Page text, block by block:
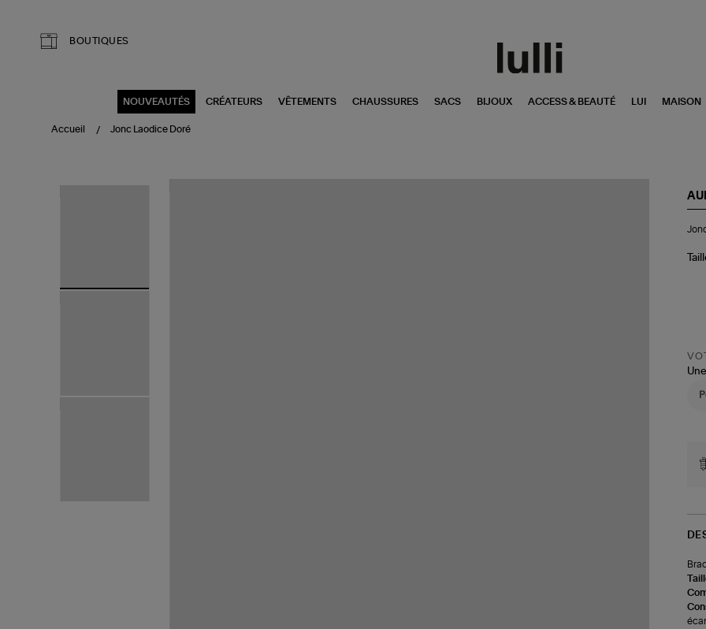
BOUTIQUES
NOUVEAUTÉS CRÉATEURS VÊTEMENTS CHAUSSURES SACS BIJOUX ACCESS & BEAUTÉ LUI MAISON
Accueil Jonc Laodice Doré